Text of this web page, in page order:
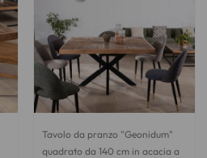
Tavolo da pranzo "Geonidum"
quadrato da 140 cm in acacia a